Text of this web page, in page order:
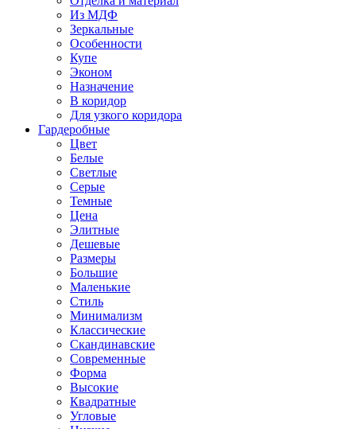
Из МДФ
Зеркальные
Особенности
Купе
Эконом
Назначение
В коридор
Для узкого коридора
Гардеробные
Цвет
Белые
Светлые
Серые
Темные
Цена
Элитные
Дешевые
Размеры
Большие
Маленькие
Стиль
Минимализм
Классические
Скандинавские
Современные
Форма
Высокие
Квадратные
Угловые